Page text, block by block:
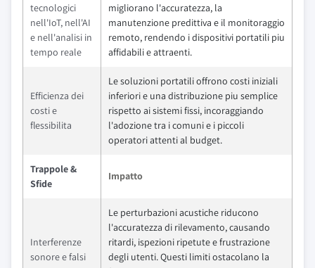
tecnologici
nell'IoT, nell'AI
e nell'analisi in
tempo reale
migliorano l'accuratezza, la
manutenzione predittiva e il monitoraggio
remoto, rendendo i dispositivi portatili piu
affidabili e attraenti.
Efficienza dei
costi e
flessibilita
Le soluzioni portatili offrono costi iniziali
inferiori e una distribuzione piu semplice
rispetto ai sistemi fissi, incoraggiando
l'adozione tra i comuni e i piccoli
operatori attenti al budget.
Trappole &
Sfide
Impatto
Interferenze
sonore e falsi
Le perturbazioni acustiche riducono
l'accuratezza di rilevamento, causando
ritardi, ispezioni ripetute e frustrazione
degli utenti. Questi limiti ostacolano la